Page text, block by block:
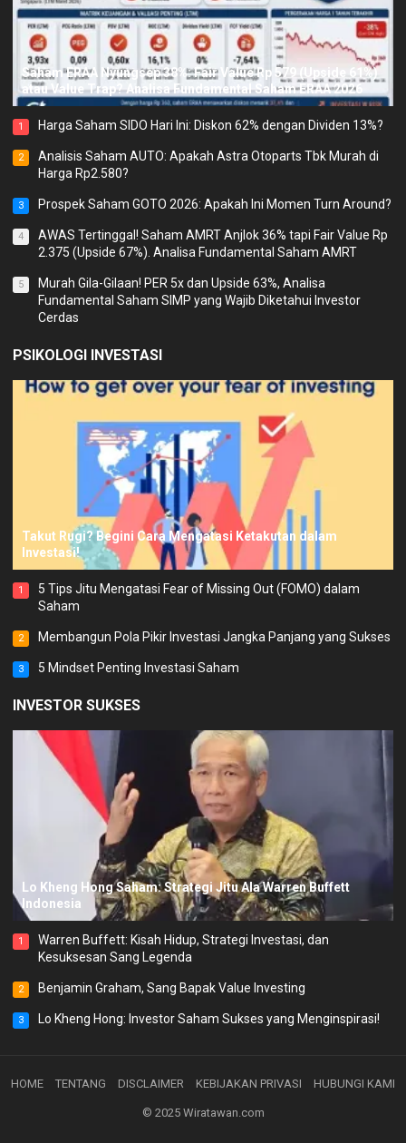
Saham ERAA Nyungsep 38%: Fair Value Rp 579 (Upside 61%)
atau Value Trap? Analisa Fundamental Saham ERAA 2026
1 Harga Saham SIDO Hari Ini: Diskon 62% dengan Dividen 13%?
2
Analisis Saham AUTO: Apakah Astra Otoparts Tbk Murah di
Harga Rp2.580?
3 Prospek Saham GOTO 2026: Apakah Ini Momen Turn Around?
4
AWAS Tertinggal! Saham AMRT Anjlok 36% tapi Fair Value Rp
2.375 (Upside 67%). Analisa Fundamental Saham AMRT
5
Murah Gila-Gilaan! PER 5x dan Upside 63%, Analisa
Fundamental Saham SIMP yang Wajib Diketahui Investor
Cerdas
PSIKOLOGI INVESTASI
Takut Rugi? Begini Cara Mengatasi Ketakutan dalam
Investasi!
1
5 Tips Jitu Mengatasi Fear of Missing Out (FOMO) dalam
Saham
2 Membangun Pola Pikir Investasi Jangka Panjang yang Sukses
3 5 Mindset Penting Investasi Saham
INVESTOR SUKSES
Lo Kheng Hong Saham: Strategi Jitu Ala Warren Buffett
Indonesia
1
Warren Buffett: Kisah Hidup, Strategi Investasi, dan
Kesuksesan Sang Legenda
2 Benjamin Graham, Sang Bapak Value Investing
3 Lo Kheng Hong: Investor Saham Sukses yang Menginspirasi!
HOME TENTANG DISCLAIMER KEBIJAKAN PRIVASI HUBUNGI KAMI
© 2025 Wiratawan.com